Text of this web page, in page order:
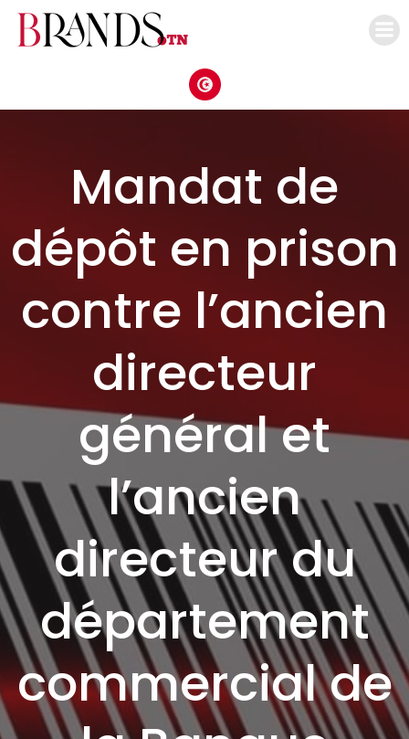
Mandat de
dépôt en prison
contre l’ancien
directeur
général et
l’ancien
directeur du
département
commercial de